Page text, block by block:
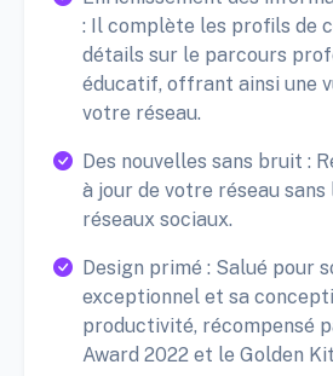
: Il complète les profils de
détails sur le parcours
éducatif, offrant ainsi une
votre réseau.
Des nouvelles sans bruit :
à jour de votre réseau sans
réseaux sociaux.
Design primé : Salué pour
exceptionnel et sa
productivité, récompensé
Award 2022 et le Golden